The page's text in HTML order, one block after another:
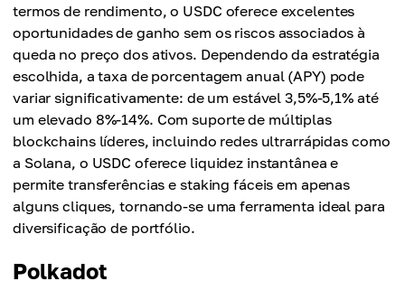
termos de rendimento, o USDC oferece excelentes
oportunidades de ganho sem os riscos associados à
queda no preço dos ativos. Dependendo da estratégia
escolhida, a taxa de porcentagem anual (APY) pode
variar significativamente: de um estável 3,5%-5,1% até
um elevado 8%-14%. Com suporte de múltiplas
blockchains líderes, incluindo redes ultrarrápidas como
a Solana, o USDC oferece liquidez instantânea e
permite transferências e staking fáceis em apenas
alguns cliques, tornando-se uma ferramenta ideal para
diversificação de portfólio.
Polkadot